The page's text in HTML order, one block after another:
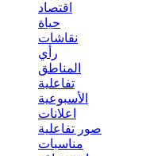
اقتصاد
حياة
نقاشات
رأي
المناطق
تفاعلية
الأسبوعية
اعلانات
صور تفاعلية
مناسبات